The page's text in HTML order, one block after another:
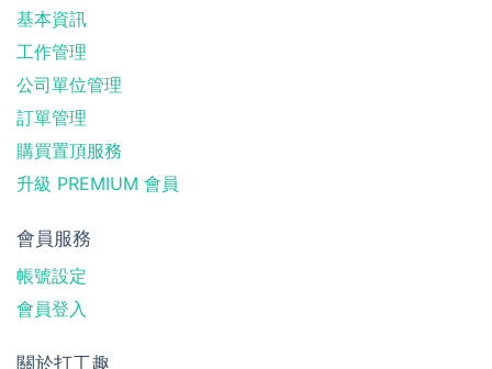
基本資訊
工作管理
公司單位管理
訂單管理
購買置頂服務
升級 PREMIUM 會員
會員服務
帳號設定
會員登入
關於打工趣